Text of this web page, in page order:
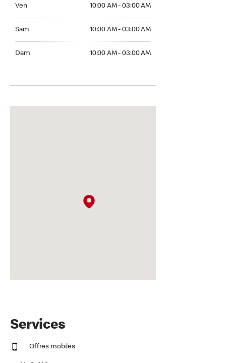
Ven 10:00 AM - 03:00 AM
Sam 10:00 AM - 03:00 AM
Dam 10:00 AM - 03:00 AM
Services
Offres mobiles